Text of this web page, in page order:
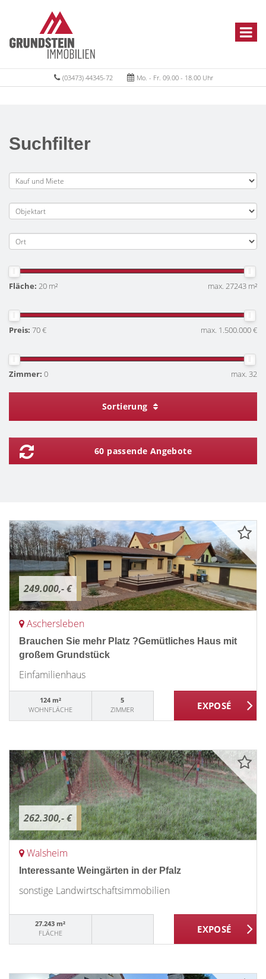
(03473) 44345-72 Mo. - Fr. 09.00 - 18.00 Uhr
Suchfilter
Fläche: 20 m² max. 27243 m²
Preis: 70 € max. 1.500.000 €
Zimmer: 0 max. 32
Sortierung
60 passende Angebote
249.000,- €
Aschersleben
Brauchen Sie mehr Platz ?Gemütliches Haus mit
großem Grundstück
Einfamilienhaus
124 m²
WOHNFLÄCHE
5
ZIMMER
262.300,- €
Walsheim
Interessante Weingärten in der Pfalz
sonstige Landwirtschaftsimmobilien
27.243 m²
FLÄCHE